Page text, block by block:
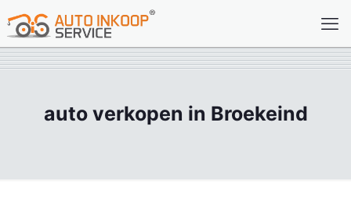
auto verkopen in Broekeind